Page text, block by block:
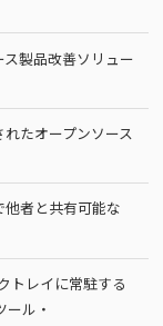
製品改善ソリュー
たオープンソース
他者と共有可能な
トレイに常駐する
ル・